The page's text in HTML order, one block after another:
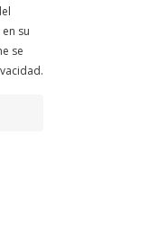
su
se